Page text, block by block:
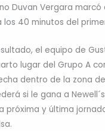
Duvan Vergara marcó
los 40 minutos del
el equipo de
lugar del Grupo A
dentro de la zona
si le gana a
próxima y última